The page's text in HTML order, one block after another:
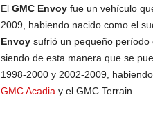
El GMC Envoyfue un vehículo
2009, habiendo nacido como el
Envoysufrió un pequeño período
siendo de esta manera que se
1998-2000 y 2002-2009,
GMC Acadia y el GMC Terrain.